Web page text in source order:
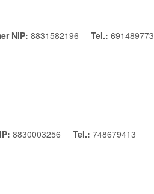
NIP:8831582196 Tel.:691489773
8830003256 Tel.:748679413